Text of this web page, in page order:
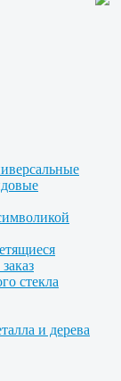
стекла
и дерева